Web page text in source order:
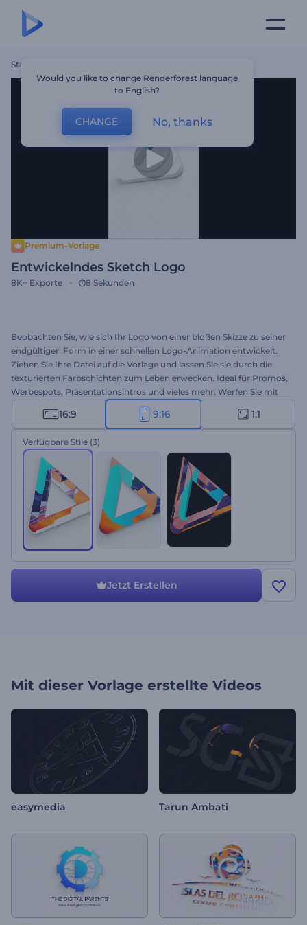
Startseite
Premium-Vorlage
Entwickelndes Sketch Logo
8K+ Exporte 8 Sekunden
Beobachten Sie, wie sich Ihr Logo von einer bloßen Skizze zu seiner
endgültigen Form in einer schnellen Logo-Animation entwickelt.
Ziehen Sie Ihre Datei auf die Vorlage und lassen Sie sie durch die
texturierten Farbschichten zum Leben erwecken. Ideal für Promos,
Werbespots, Präsentationsintros und vieles mehr. Werfen Sie mit
Entwickelndem Sketch Logo einen Blick auf den Prozess der Logo
Erstellung. Versuchen Sie es heute!
16:9 9:16 1:1
Verfügbare Stile (3)
Jetzt Erstellen
Mit dieser Vorlage erstellte Videos
easymedia Tarun Ambati
Would you like to change Renderforest language
to English?
CHANGE No, thanks